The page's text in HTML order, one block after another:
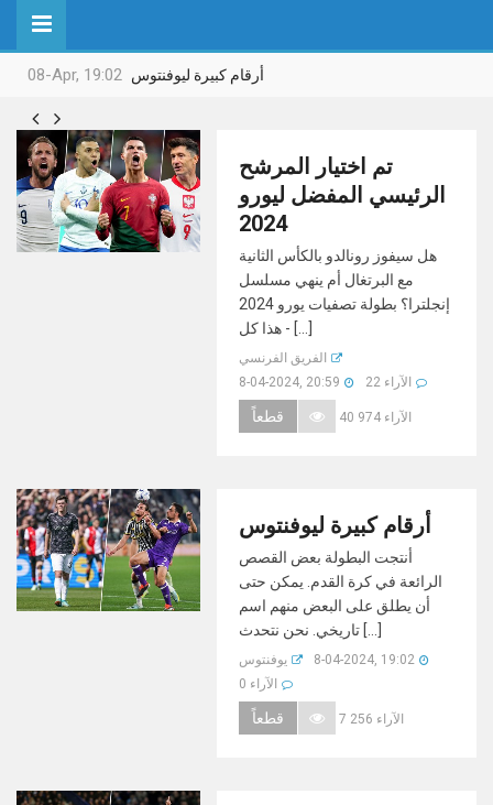
08-Apr, 19:02 أرقام كبيرة ليوفنتوس
 
تم اختيار المرشح
الرئيسي المفضل ليورو
2024
هل سيفوز رونالدو بالكأس الثانية
مع البرتغال أم ينهي مسلسل
إنجلترا؟ بطولة تصفيات يورو 2024
- هذا كل [...]
الفريق الفرنسي
8-04-2024, 20:59
22 الآراء
قطعاً 40 974 الآراء
أرقام كبيرة ليوفنتوس
أنتجت البطولة بعض القصص
الرائعة في كرة القدم. يمكن حتى
أن يطلق على البعض منهم اسم
تاريخي. نحن نتحدث [...]
يوفنتوس
8-04-2024, 19:02
0 الآراء
قطعاً 7 256 الآراء